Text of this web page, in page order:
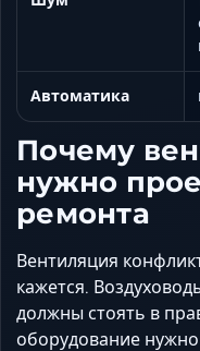
Автоматика
Почему
нужно
ремонта
Вентиляция
кажется.
должны стоять в
оборудование